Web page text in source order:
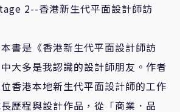
2--香港新生代平面設計師訪
書是《香港新生代平面設計師訪
大多是我認識的設計師朋友。作者
香港本地新生代平面設計師的工作
歷程與設計作品，從「商業．品